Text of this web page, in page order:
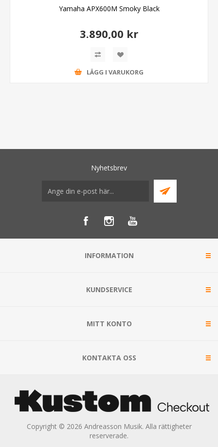
Yamaha APX600M Smoky Black
3.890,00 kr
LÄGG I VARUKORG
Nyhetsbrev
INFORMATION
KUNDSERVICE
MITT KONTO
KONTAKTA OSS
Copyright © 2026 Andreasson Musik. Alla rättigheter
reserverade.